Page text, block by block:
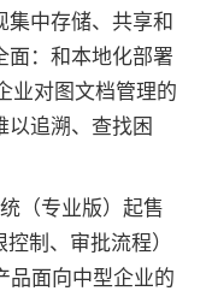
中存储、共享和
面：和本地化部署
业对图文档管理的
以追溯、查找困
（专业版）起售
制、审批流程）
品面向中型企业的